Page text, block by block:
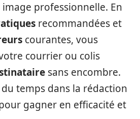
professionnelle. En
recommandées et
courantes, vous
courrier ou colis
sans encombre.
temps dans la rédaction
gagner en efficacité et